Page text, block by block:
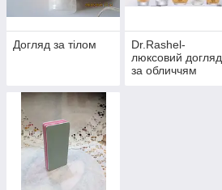
Догляд за тілом
Dr.Rashel-
люксовий догляд
за обличчям